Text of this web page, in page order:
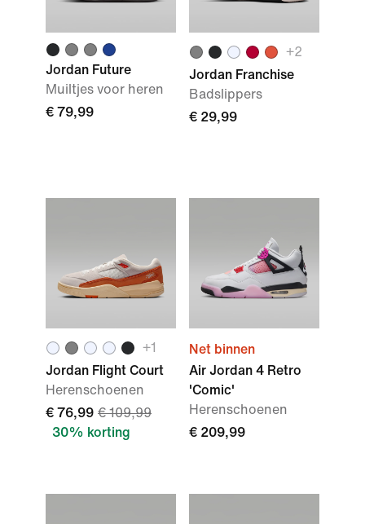
Jordan Future
Muiltjes voor heren
€ 79,99
+2
Jordan Franchise
Badslippers
€ 29,99
+1
Jordan Flight Court
Herenschoenen
€ 76,99 € 109,99
30% korting
Net binnen
Air Jordan 4 Retro
'Comic'
Herenschoenen
€ 209,99